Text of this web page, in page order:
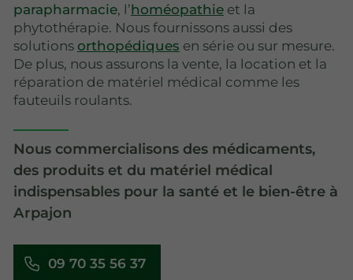
parapharmacie, l’homéopathie et la
phytothérapie. Nous fournissons aussi des
solutions orthopédiques en série ou sur mesure.
De plus, nous assurons la vente, la location et la
réparation de matériel médical comme les
fauteuils roulants.
Nous commercialisons des médicaments,
des produits et du matériel médical
indispensables pour la santé et le bien-être à
Arpajon
09 70 35 56 37